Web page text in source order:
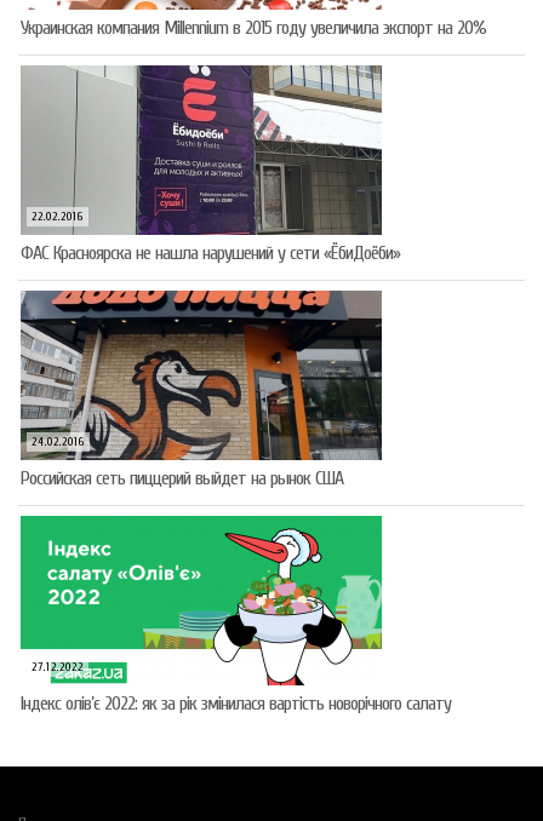
Украинская компания Millennium в 2015 году увеличила экспорт на 20%
22.02.2016
ФАС Красноярска не нашла нарушений у сети «ЁбиДоёби»
24.02.2016
Российская сеть пиццерий выйдет на рынок США
27.12.2022
Індекс олів’є 2022: як за рік змінилася вартість новорічного салату